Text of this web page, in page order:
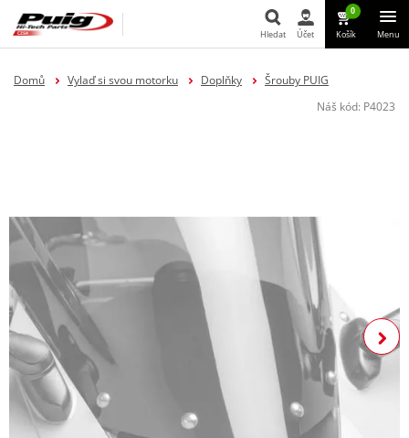
Hledat Účet
0
Košík Menu
Domů Vylaď si svou motorku Doplňky
Šrouby PUIG
Náš kód: P4023